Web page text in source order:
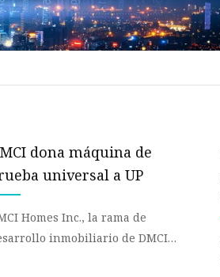
de
de libros
de materiales
dona máquina de
universal a UP
Homes Inc., la rama de
inmobiliario de DMCI